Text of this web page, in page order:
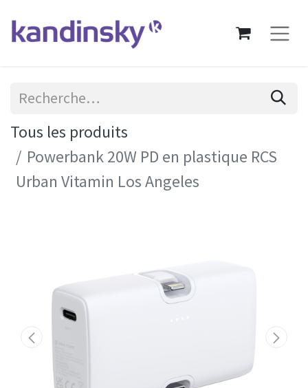
Tous les produits
Powerbank 20W PD en plastique RCS
Urban Vitamin Los Angeles